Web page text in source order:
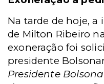
Na tarde de hoje,
de Milton Ribeiro
exoneração foi
presidente
Presidente